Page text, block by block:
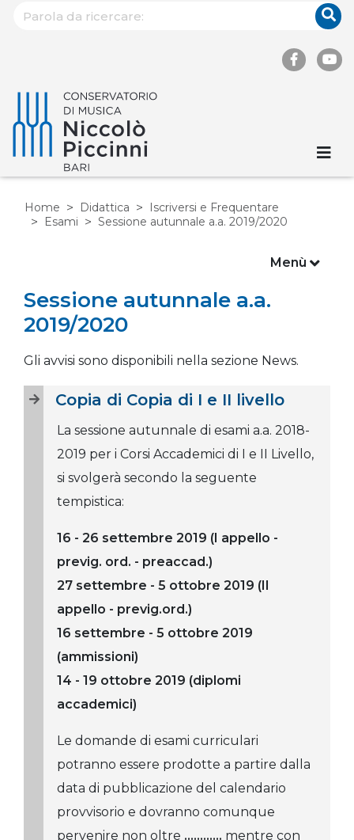
Home Didattica
Iscriversi e Frequentare
Esami
Sessione autunnale a.a. 2019/2020
Sessione autunnale a.a.
2019/2020
Gli avvisi sono disponibili nella sezione News.
Copia di Copia di I e II livello
La sessione autunnale di esami a.a. 2018-
2019 per i Corsi Accademici di I e II Livello,
si svolgerà secondo la seguente
tempistica:
16 - 26 settembre 2019 (I appello -
previg. ord. - preaccad.)
27 settembre - 5 ottobre 2019 (II
appello - previg.ord.)
16 settembre - 5 ottobre 2019
(ammissioni)
14 - 19 ottobre 2019 (diplomi
accademici)
Le domande di esami curriculari
potranno essere prodotte a partire dalla
data di pubblicazione del calendario
provvisorio e dovranno comunque
pervenire non oltre ............ mentre con
Menù